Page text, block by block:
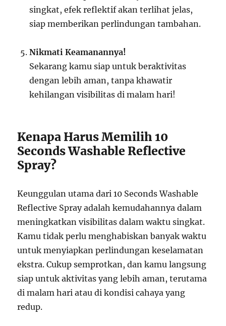
singkat, efek reflektif akan terlihat jelas,
siap memberikan perlindungan tambahan.
Nikmati Keamanannya!
Sekarang kamu siap untuk beraktivitas
dengan lebih aman, tanpa khawatir
kehilangan visibilitas di malam hari!
Kenapa Harus Memilih 10
Seconds Washable Reflective
Spray?
Keunggulan utama dari 10 Seconds Washable
Reflective Spray adalah kemudahannya dalam
meningkatkan visibilitas dalam waktu singkat.
Kamu tidak perlu menghabiskan banyak waktu
untuk menyiapkan perlindungan keselamatan
ekstra. Cukup semprotkan, dan kamu langsung
siap untuk aktivitas yang lebih aman, terutama
di malam hari atau di kondisi cahaya yang
redup.